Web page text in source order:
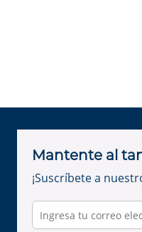
Mantente al
¡Suscríbete a